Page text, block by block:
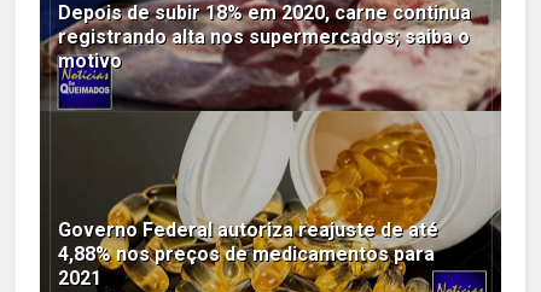
Depois de subir 18% em 2020, carne continua
registrando alta nos supermercados; saiba o
motivo
Governo Federal autoriza reajuste de até
4,88% nos preços de medicamentos para
2021